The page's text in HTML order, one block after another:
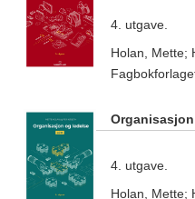
4. utgave.
Holan, Mette;
4. utgave.
Holan, Mette;